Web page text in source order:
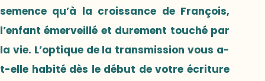
semence qu’à la croissance de François,
l’enfant émerveillé et durement touché par
la vie. L’optique de la transmission vous a-
t-elle habité dès le début de votre écriture